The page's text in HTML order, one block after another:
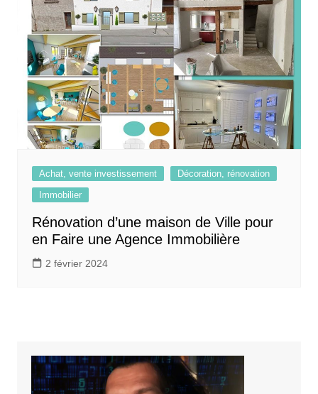
Achat, vente investissement
Décoration, rénovation
Immobilier
Rénovation d’une maison de Ville pour
en Faire une Agence Immobilière
2 février 2024